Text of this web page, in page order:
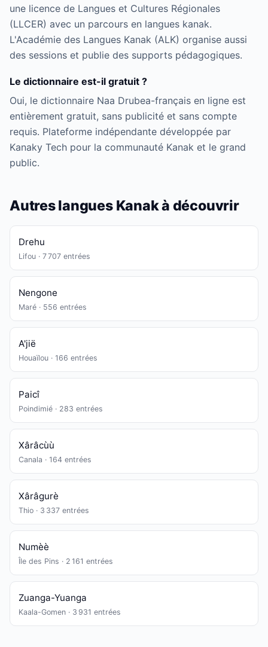
une licence de Langues et Cultures Régionales
(LLCER) avec un parcours en langues kanak.
L'Académie des Langues Kanak (ALK) organise aussi
des sessions et publie des supports pédagogiques.
Le dictionnaire est-il gratuit ?
Oui, le dictionnaire Naa Drubea-français en ligne est
entièrement gratuit, sans publicité et sans compte
requis. Plateforme indépendante développée par
Kanaky Tech pour la communauté Kanak et le grand
public.
Autres langues Kanak à découvrir
Drehu
Lifou · 7 707 entrées
Nengone
Maré · 556 entrées
A'jië
Houaïlou · 166 entrées
Paicî
Poindimié · 283 entrées
Xârâcùù
Canala · 164 entrées
Xârâgurè
Thio · 3 337 entrées
Numèè
Île des Pins · 2 161 entrées
Zuanga-Yuanga
Kaala-Gomen · 3 931 entrées